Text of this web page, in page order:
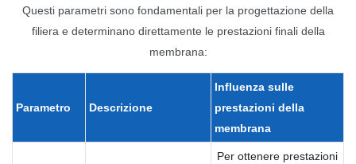
Questi parametri sono fondamentali per la progettazione della
filiera e determinano direttamente le prestazioni finali della
membrana:
Parametro Descrizione
Influenza sulle
prestazioni della
membrana
Per ottenere prestazioni